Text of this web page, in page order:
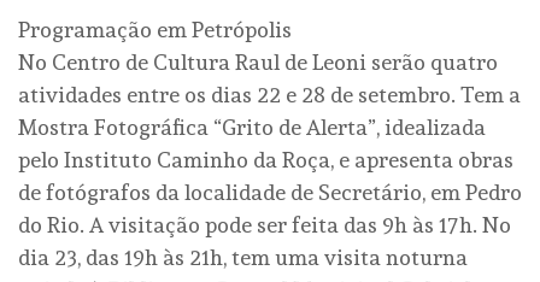
Programação em Petrópolis
No Centro de Cultura Raul de Leoni serão quatro
atividades entre os dias 22 e 28 de setembro. Tem a
Mostra Fotográfica “Grito de Alerta”, idealizada
pelo Instituto Caminho da Roça, e apresenta obras
de fotógrafos da localidade de Secretário, em Pedro
do Rio. A visitação pode ser feita das 9h às 17h. No
dia 23, das 19h às 21h, tem uma visita noturna